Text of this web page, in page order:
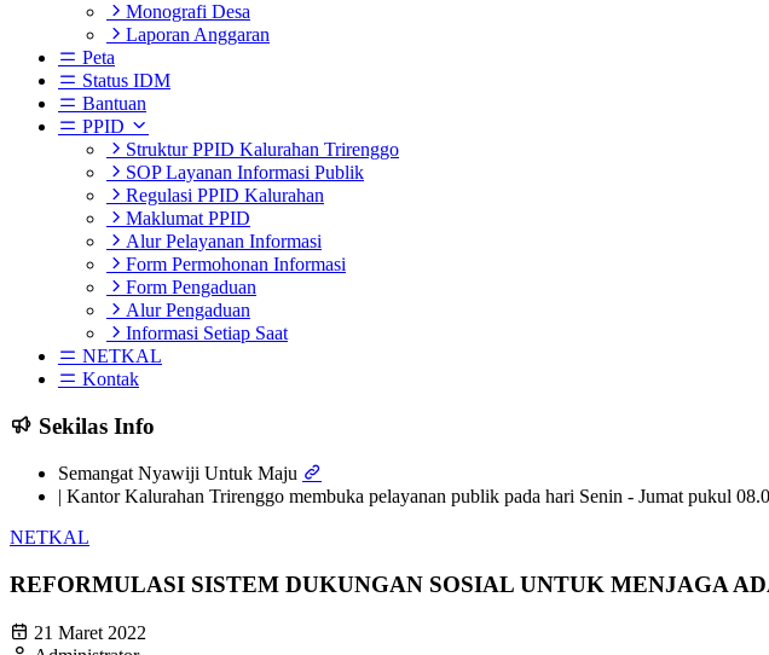
Monografi Desa
Laporan Anggaran
Peta
Status IDM
Bantuan
PPID
Struktur PPID Kalurahan Trirenggo
SOP Layanan Informasi Publik
Regulasi PPID Kalurahan
Maklumat PPID
Alur Pelayanan Informasi
Form Permohonan Informasi
Form Pengaduan
Alur Pengaduan
Informasi Setiap Saat
NETKAL
Kontak
Sekilas Info
Semangat Nyawiji Untuk Maju
| Kantor Kalurahan Trirenggo membuka pelayanan publik pada hari Senin - Jumat pukul
NETKAL
REFORMULASI SISTEM DUKUNGAN SOSIAL UNTUK MENJAGA
21 Maret 2022